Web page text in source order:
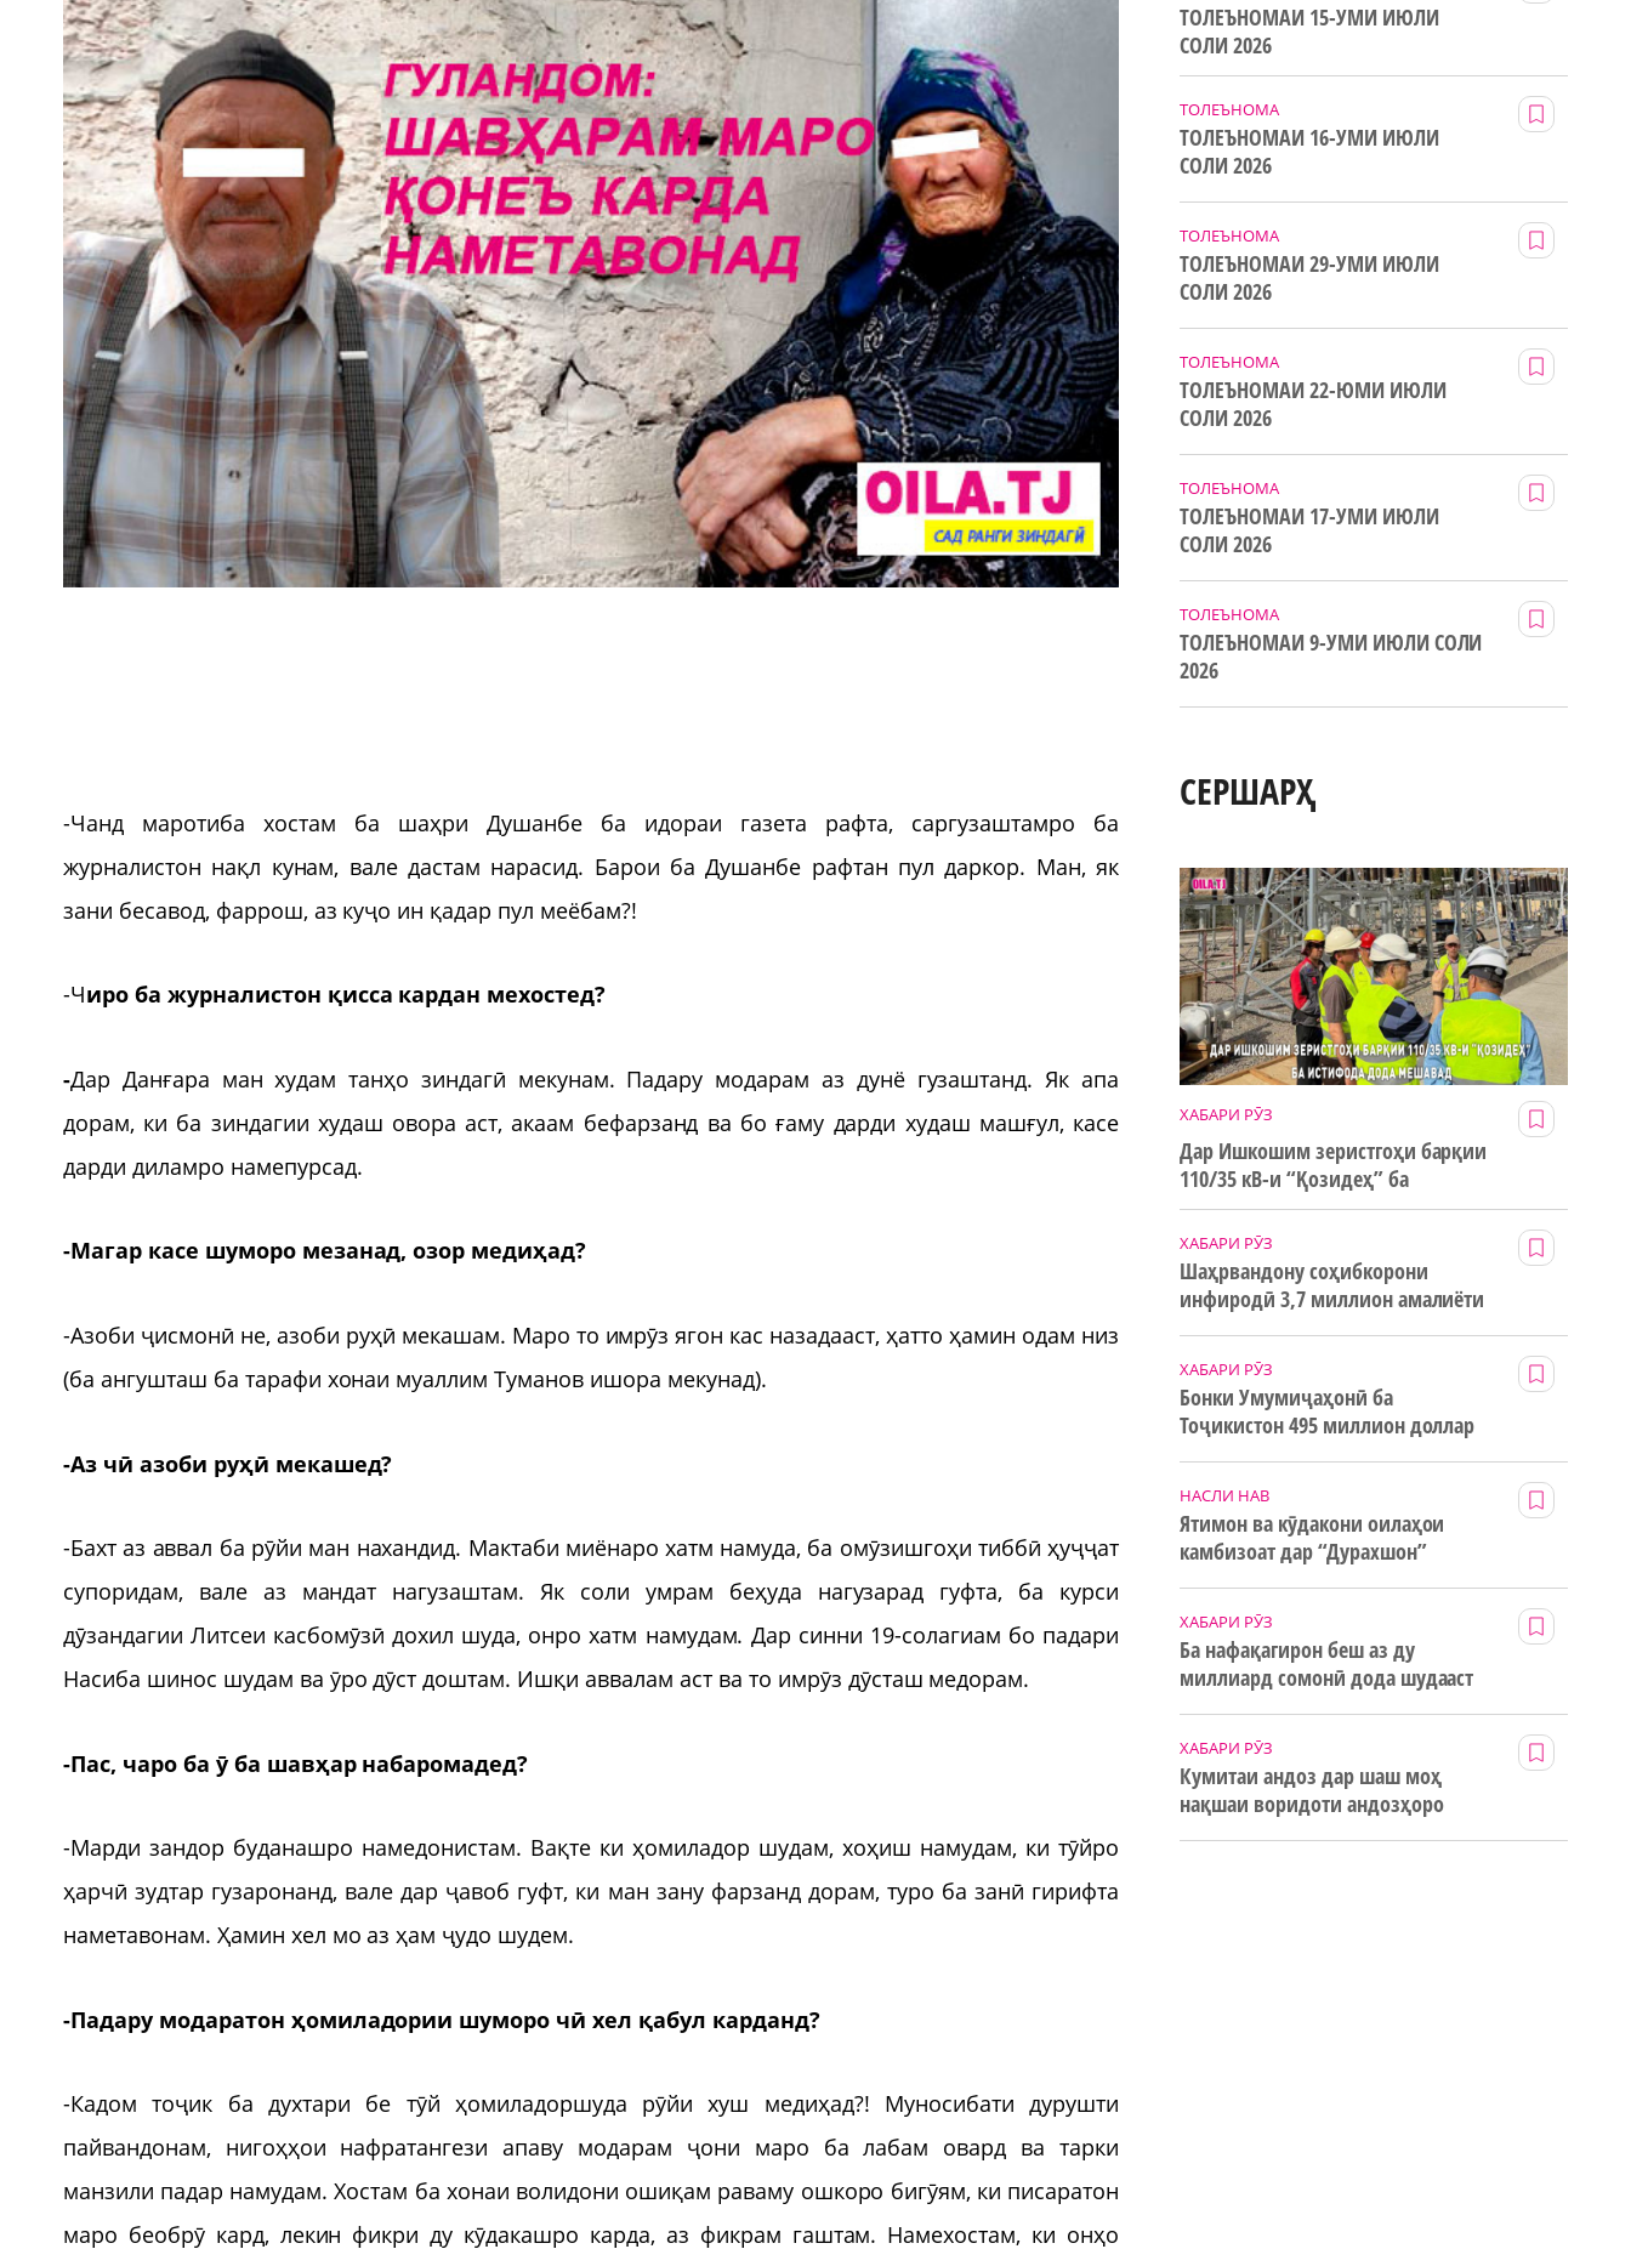
-Чанд маротиба хостам ба шаҳри Душанбе ба идораи газета рафта, саргузаштамро ба
журналистон нақл кунам, вале дастам нарасид. Барои ба Душанбе рафтан пул даркор. Ман, як
зани бесавод, фаррош, аз куҷо ин қадар пул меёбам?!
-Чиро ба журналистон қисса кардан мехостед?
-Дар Данғара ман худам танҳо зиндагӣ мекунам. Падару модарам аз дунё гузаштанд. Як апа
дорам, ки ба зиндагии худаш овора аст, акаам бефарзанд ва бо ғаму дарди худаш машғул, касе
дарди диламро намепурсад.
-Магар касе шуморо мезанад, озор медиҳад?
-Азоби ҷисмонӣ не, азоби руҳӣ мекашам. Маро то имрӯз ягон кас назадааст, ҳатто ҳамин одам низ
(ба ангушташ ба тарафи хонаи муаллим Туманов ишора мекунад).
-Аз чӣ азоби руҳӣ мекашед?
-Бахт аз аввал ба рӯйи ман нахандид. Мактаби миёнаро хатм намуда, ба омӯзишгоҳи тиббӣ ҳуҷҷат
супоридам, вале аз мандат нагузаштам. Як соли умрам беҳуда нагузарад гуфта, ба курси
дӯзандагии Литсеи касбомӯзӣ дохил шуда, онро хатм намудам. Дар синни 19-солагиам бо падари
Насиба шинос шудам ва ӯро дӯст доштам. Ишқи аввалам аст ва то имрӯз дӯсташ медорам.
-Пас, чаро ба ӯ ба шавҳар набаромадед?
-Марди зандор буданашро намедонистам. Вақте ки ҳомиладор шудам, хоҳиш намудам, ки тӯйро
ҳарчӣ зудтар гузаронанд, вале дар ҷавоб гуфт, ки ман зану фарзанд дорам, туро ба занӣ гирифта
наметавонам. Ҳамин хел мо аз ҳам ҷудо шудем.
-Падару модаратон ҳомиладории шуморо чӣ хел қабул карданд?
-Кадом тоҷик ба духтари бе тӯй ҳомиладоршуда рӯйи хуш медиҳад?! Муносибати дурушти
пайвандонам, нигоҳҳои нафратангези апаву модарам ҷони маро ба лабам овард ва тарки
манзили падар намудам. Хостам ба хонаи волидони ошиқам раваму ошкоро бигӯям, ки писаратон
маро беобрӯ кард, лекин фикри ду кӯдакашро карда, аз фикрам гаштам. Намехостам, ки онҳо
ТОЛЕЪНОМАИ 15-УМИ ИЮЛИ
СОЛИ 2026
ТОЛЕЪНОМА
ТОЛЕЪНОМАИ 16-УМИ ИЮЛИ
СОЛИ 2026
ТОЛЕЪНОМА
ТОЛЕЪНОМАИ 29-УМИ ИЮЛИ
СОЛИ 2026
ТОЛЕЪНОМА
ТОЛЕЪНОМАИ 22-ЮМИ ИЮЛИ
СОЛИ 2026
ТОЛЕЪНОМА
ТОЛЕЪНОМАИ 17-УМИ ИЮЛИ
СОЛИ 2026
ТОЛЕЪНОМА
ТОЛЕЪНОМАИ 9-УМИ ИЮЛИ СОЛИ
2026
СЕРШАРҲ
ХАБАРИ РӮЗ
Дар Ишкошим зеристгоҳи барқии
110/35 кВ-и “Қозидеҳ” ба
истифода дода мешавад
ХАБАРИ РӮЗ
Шаҳрвандону соҳибкорони
инфиродӣ 3,7 миллион амалиёти
ХАБАРИ РӮЗ
Бонки Умумиҷаҳонӣ ба
Тоҷикистон 495 миллион доллар
НАСЛИ НАВ
Ятимон ва кӯдакони оилаҳои
камбизоат дар “Дурахшон”
ХАБАРИ РӮЗ
Ба нафақагирон беш аз ду
миллиард сомонӣ дода шудааст
ХАБАРИ РӮЗ
Кумитаи андоз дар шаш моҳ
нақшаи воридоти андозҳоро